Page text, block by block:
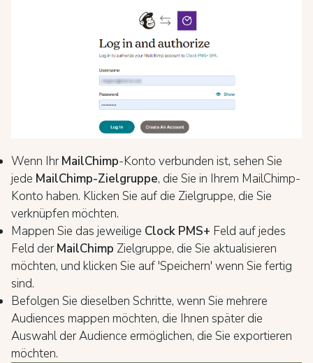
Wenn IhrMailChimp-Konto verbunden ist, sehen Sie
jede MailChimp-Zielgruppe, die Sie in Ihrem MailChimp-
Konto haben. Klicken Sie auf die Zielgruppe, die Sie
verknüpfen möchten.
Mappen Sie das jeweilige Clock PMS+ Feld auf jedes
Feld derMailChimp Zielgruppe, die Sie aktualisieren
möchten, und klicken Sie auf 'Speichern' wenn Sie fertig
sind.
Befolgen Sie dieselben Schritte, wenn Sie mehrere
Audiences mappen möchten, die Ihnen später die
Auswahl der Audience ermöglichen, die Sie exportieren
möchten.